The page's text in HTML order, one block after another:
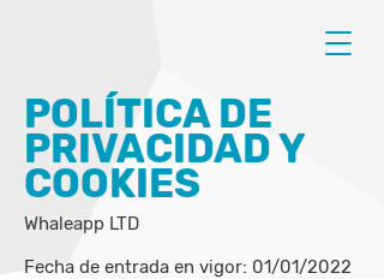
Whaleapp LTD
Fecha de entrada en vigor: 01/01/2022
POLÍTICA DE
PRIVACIDAD Y
COOKIES